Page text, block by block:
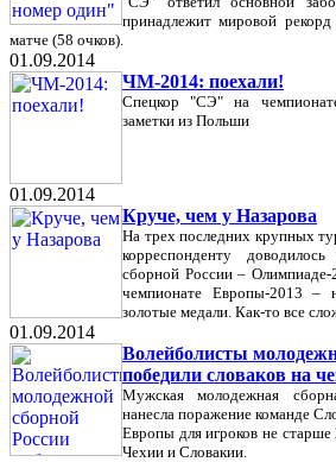
принадлежит мировой рекорд
матче (58 очков).
01.09.2014
ЧМ-2014: поехали!
Спецкор "СЭ" на
заметки из Польши
01.09.2014
Круче, чем у Назарова
На трех последних крупных
корреспонденту
сборной России –
чемпионате Европы-2013 –
золотые медали. Как-то все
01.09.2014
Волейболисты
победили словаков на
Мужская молодежная
нанесла поражение команде
Европы для игроков не
Чехии и Словакии.